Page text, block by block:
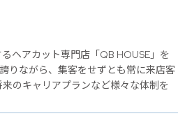
ヘアカット専門店「QB HOUSE」を
りながら、集客をせずとも常に来店客
のキャリアプランなど様々な体制を